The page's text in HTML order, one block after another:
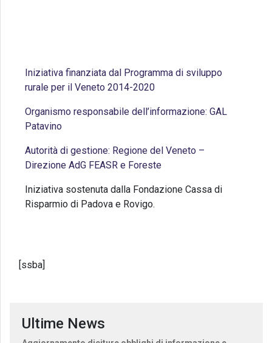
Iniziativa finanziata dal Programma di sviluppo
rurale per il Veneto 2014-2020
Organismo responsabile dell’informazione: GAL
Patavino
Autorità di gestione: Regione del Veneto –
Direzione AdG FEASR e Foreste
Iniziativa sostenuta dalla Fondazione Cassa di
Risparmio di Padova e Rovigo.
[ssba]
Ultime News